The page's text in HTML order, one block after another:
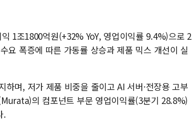
1조1800억원(+32% YoY, 영업이익률 9.4%)으로 2
요 폭증에 따른 가동률 상승과 제품 믹스 개선이 실
며, 저가 제품 비중을 줄이고 AI 서버·전장용 고부
의 컴포넌트 부문 영업이익률(3분기 28.8%)
.